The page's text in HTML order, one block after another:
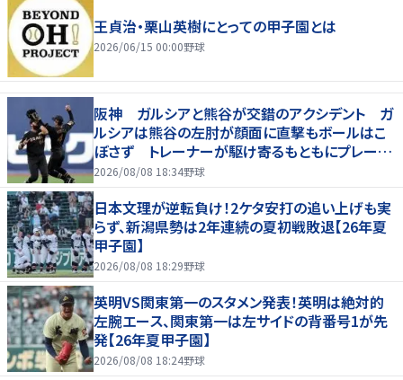
王貞治・栗山英樹にとっての甲子園とは
2026/06/15 00:00野球
阪神 ガルシアと熊谷が交錯のアクシデント ガ
ルシアは熊谷の左肘が顔面に直撃もボールはこ
ぼさず トレーナーが駆け寄るもともにプレー続
行 直後に３連打食らう
2026/08/08 18:34野球
日本文理が逆転負け！2ケタ安打の追い上げも実
らず、新潟県勢は2年連続の夏初戦敗退【26年夏
甲子園】
2026/08/08 18:29野球
英明VS関東第一のスタメン発表！英明は絶対的
左腕エース、関東第一は左サイドの背番号1が先
発【26年夏甲子園】
2026/08/08 18:24野球